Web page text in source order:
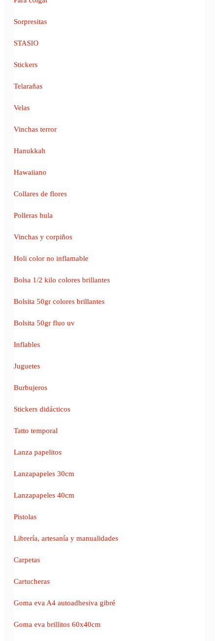
Sorpresitas
STASIO
Stickers
Telarañas
Velas
Vinchas terror
Hanukkah
Hawaiiano
Collares de flores
Polleras hula
Vinchas y corpiños
Holi color no inflamable
Bolsa 1/2 kilo colores brillantes
Bolsita 50gr colores brillantes
Bolsita 50gr fluo uv
Inflables
Juguetes
Burbujeros
Stickers didácticos
Tatto temporal
Lanza papelitos
Lanzapapeles 30cm
Lanzapapeles 40cm
Pistolas
Librería, artesanía y manualidades
Carpetas
Cartucheras
Goma eva A4 autoadhesiva gibré
Goma eva brillitos 60x40cm